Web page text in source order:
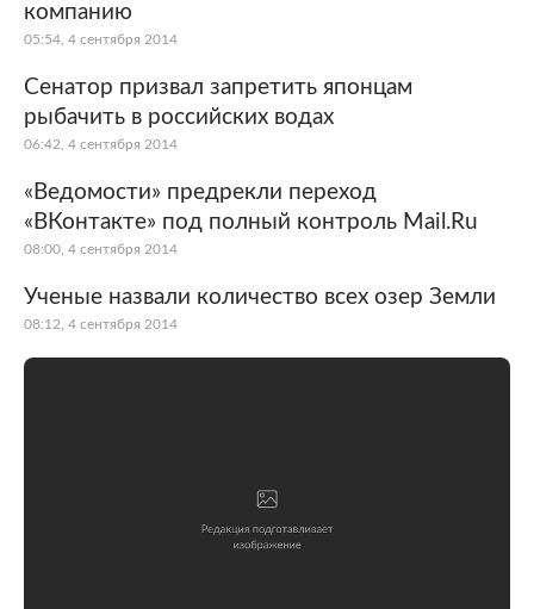
компанию
05:54, 4 сентября 2014
Сенатор призвал запретить японцам
рыбачить в российских водах
06:42, 4 сентября 2014
«Ведомости» предрекли переход
«ВКонтакте» под полный контроль Mail.Ru
08:00, 4 сентября 2014
Ученые назвали количество всех озер Земли
08:12, 4 сентября 2014